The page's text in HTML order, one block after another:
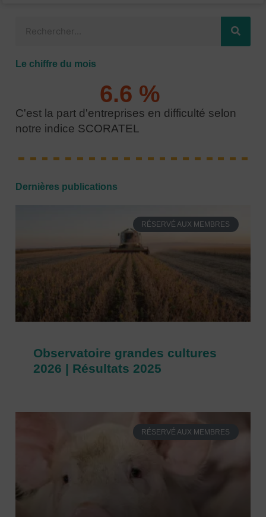
Le chiffre du mois
C'est la part d'entreprises en difficulté selon
notre indice SCORATEL
6.6 %
Dernières publications
RÉSERVÉ AUX MEMBRES
Observatoire grandes cultures
2026 | Résultats 2025
RÉSERVÉ AUX MEMBRES